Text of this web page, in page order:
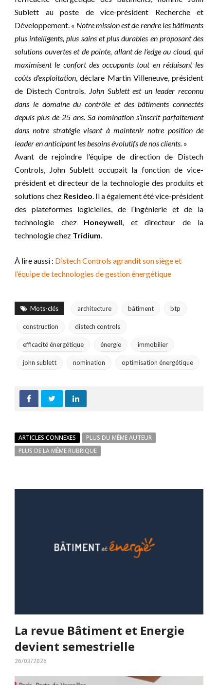
Sublett au poste de vice-président Recherche et
Développement. « Notre mission est de rendre les bâtiments
plus intelligents, plus sains et plus durables en proposant des
solutions ouvertes et de pointe, allant de l’edge au cloud, qui
maximisent le confort des occupants tout en réduisant les
coûts d’exploitation, déclare Martin Villeneuve, président
de Distech Controls. John Sublett est un leader reconnu
dans le domaine du contrôle et des bâtiments connectés
depuis plus de 25 ans. Sa nomination s’inscrit parfaitement
dans notre stratégie visant à maintenir notre position de
leader en anticipant les besoins évolutifs de nos clients. »
Avant de rejoindre l’équipe de direction de Distech
Controls, John Sublett occupait la fonction de vice-
président et directeur de la technologie des produits et
solutions chez Resideo. Il a également été vice-président
des plateformes logicielles, de l’ingénierie et de la
technologie chez Honeywell, et directeur de la
technologie chez Tridium.
À lire aussi : Distech Controls agrandit son siège et
l’équipe de technologies de gestion énergétique
Mots-clés architecture bâtiment btp
construction distech controls
efficacité énergétique énergie immobilier
john sublett nomination optimisation énergétique
ARTICLES CONNEXES
PLUS DU MÊME AUTEUR
PLUS DE LA MÊME RUBRIQUE
La revue Bâtiment et Energie
devient semestrielle
26/03/2026